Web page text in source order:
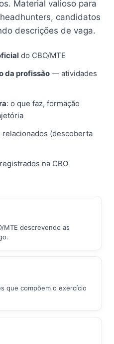
Material valioso para
candidatos
descrições de vaga.
do CBO/MTE
da profissão — atividades
: o que faz, formação
(descoberta
na CBO
MTE descrevendo as
que compõem o exercício